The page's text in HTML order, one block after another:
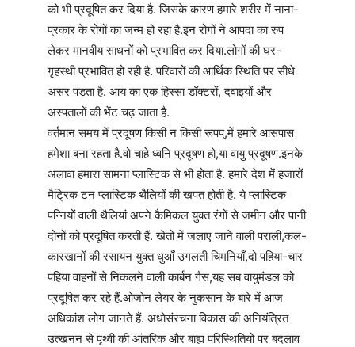
को भी प्रदूषित कर दिया है. जिसके कारण हमारे शरीर में नाना-
प्रकार के रोगों का जन्म हो रहा है.इन रोगों ने आपदा का रुप
लेकर मानवीय साधनों को प्रभावित कर दिया.लोगों की घर-
गृहस्थी प्रभावित हो रही है. परिवारों की आर्थिक स्थिति पर सीधे
असर पड़ता है. आय का एक हिस्सा डॉक्टरों, दवाइयों और
अस्पतालों की भेंट चढ़ जाता है.
वर्तमान समय में प्रदूषण किसी न किसी रूपप्,में हमारे आसपास
हमेशा बना रहता है.वो चाहे ध्वनि प्रदूषण हो,या वायु प्रदूषण.इनके
अलावा हमारा सामना प्लास्टिक से भी होता है. हमारे देश में हजारों
मैट्रिक टन प्लास्टिक थैलियों की खपत होती है. ये प्लास्टिक
पन्नियों वाली थैलियां अपने कैमिकल युक्त रंगों से जमीन और पानी
दोनों को प्रदूषित करती हैं. खेतों में जलाए जाने वाली पराली,कल-
कारखानों की रसायन युक्त धुआँ उगलती चिमनियाँ,दो पहिया-चार
पहिया वाहनों से निकलने वाली कार्बन गैस,यह सब वायुमंडल को
प्रदूषित कर रहे हैं.ओजोन लेयर के नुकसान के बारे में आज
अधिकांश लोग जानते हैं. अधोसंरचना विकास की अनियंत्रित
उत्खनन से पृथ्वी की आंतरिक और बाह्य परिस्थितियों पर बदलाव